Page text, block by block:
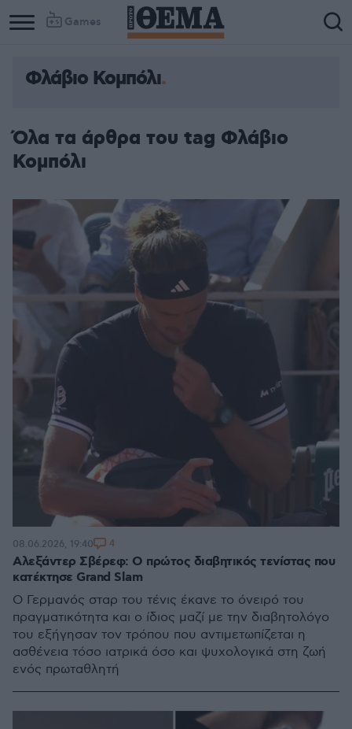
Games
Φλάβιο Κομπόλι
Όλα τα άρθρα του tag Φλάβιο
Κομπόλι
Αλεξάντερ Σβέρεφ: Ο πρώτος διαβητικός τενίστας που
κατέκτησε Grand Slam
Ο Γερμανός σταρ του τένις έκανε το όνειρό του
πραγματικότητα και ο ίδιος μαζί με την διαβητολόγο
του εξήγησαν τον τρόπου που αντιμετωπίζεται η
ασθένεια τόσο ιατρικά όσο και ψυχολογικά στη ζωή
ενός πρωταθλητή
08.06.2026, 19:40 4